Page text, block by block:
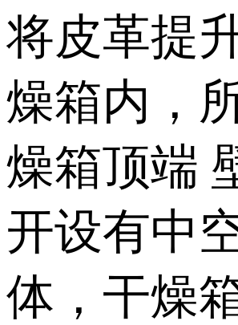
将皮革提
燥箱内，
燥箱顶端
开设有中
体，干燥